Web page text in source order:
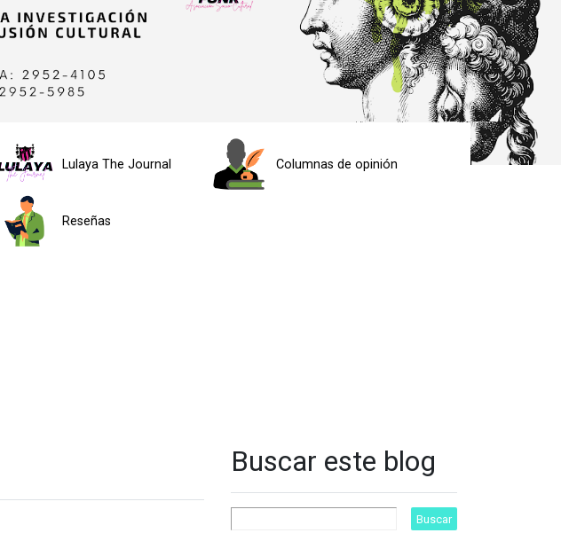
Lulaya The Journal Columnas de opinión
Reseñas
Buscar este blog